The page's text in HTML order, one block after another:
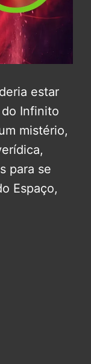
estar
Infinito
mistério,
para se
Espaço,